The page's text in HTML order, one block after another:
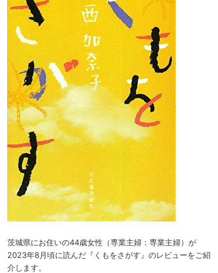
茨城県にお住いの44歳女性（専業主婦：専業主婦）が
2023年8月頃に読んだ『くもをさがす』のレビューをご紹
介します。